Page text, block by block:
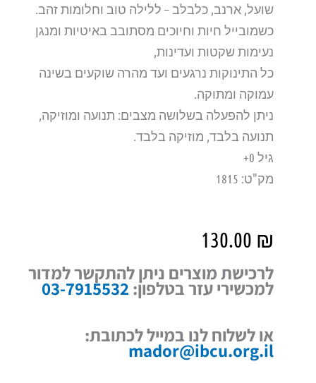
שועל, ארנב, כלבלב – ללילה טוב וחלומות זהב.
כשמובייל חיות וחיוכים מסתובב באיטיות ומנגן
נעימות שקטות ועדינות,
כל התינוקות נרגעים ועד מהרה שוקעים בשינה
עמוקה ומתוקה.
ניתן להפעלה בשלושה מצבים: תנועה ומוזיקה,
תנועה בלבד, מוזיקה בלבד.
גיל 0+
מק"ט: 1815
130.00 ₪
לרכישת מוצרים ניתן להתקשר למדור
למכשירי עזר בטלפון: 03-7915532
או לשלוח לנו במייל לכתובת:
mador@ibcu.org.il